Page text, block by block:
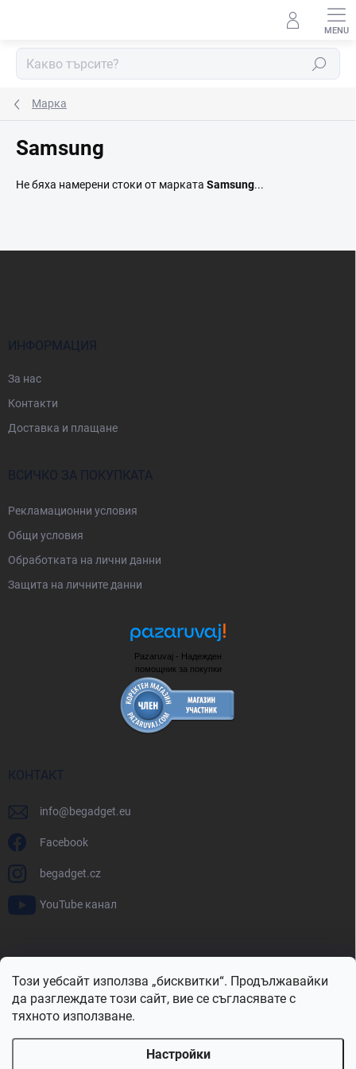
Този уебсайт използва „бисквитки“. Продължавайки
да разглеждате този сайт, вие се съгласявате с
тяхното използване.
Настройки
Търсене
Марка
Samsung
Не бяха намерени стоки от марката Samsung...
ИНФОРМАЦИЯ
За нас
Контакти
Доставка и плащане
ВСИЧКО ЗА ПОКУПКАТА
Рекламационни условия
Общи условия
Oбработката на лични данни
Защита на личните данни
Pazaruvaj - Надежден
помощник за покупки
КОНТАКТ
info@begadget.eu
Facebook
begadget.cz
YouTube канал
BeGadget.ro
BeGadget.pl BeGadget.hr BeGadget.si